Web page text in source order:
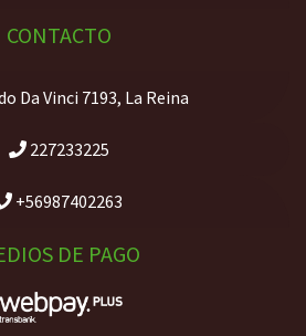
CONTACTO
Da Vinci 7193, La Reina
227233225
+56987402263
DE PAGO